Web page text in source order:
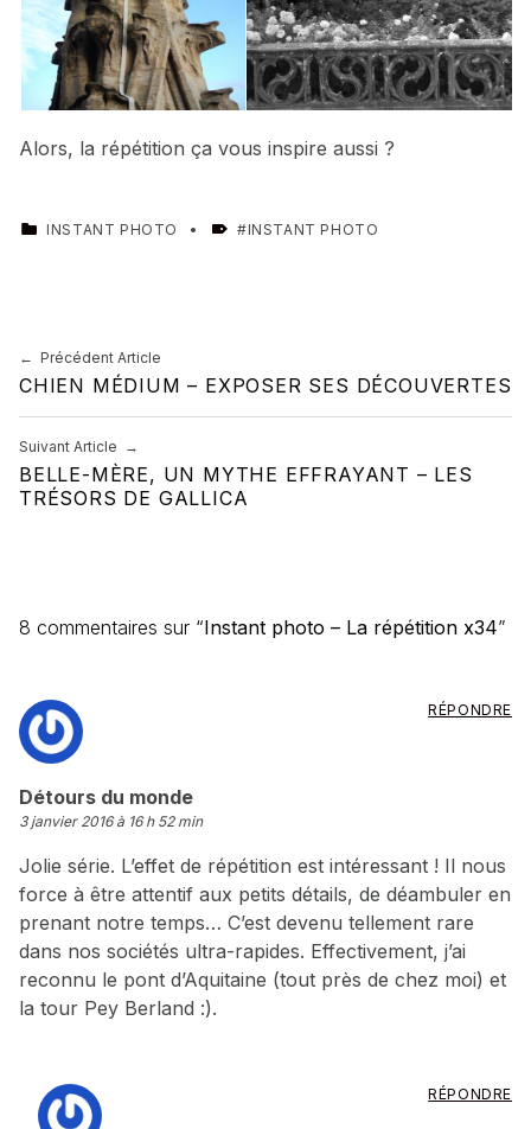
Alors, la répétition ça vous inspire aussi ?
CATEGORIZED IN:
INSTANT PHOTO TAGGED AS:INSTANT PHOTO
Navigation de l’article
Précédent Article
CHIEN MÉDIUM – EXPOSER SES DÉCOUVERTES
Suivant Article
BELLE-MÈRE, UN MYTHE EFFRAYANT – LES
TRÉSORS DE GALLICA
8 commentaires sur “Instant photo – La répétition x34”
Détours du monde
3 janvier 2016 à 16 h 52 min
Jolie série. L’effet de répétition est intéressant ! Il nous
force à être attentif aux petits détails, de déambuler en
prenant notre temps… C’est devenu tellement rare
dans nos sociétés ultra-rapides. Effectivement, j’ai
reconnu le pont d’Aquitaine (tout près de chez moi) et
la tour Pey Berland :).
RÉPONDRE
RÉPONDRE